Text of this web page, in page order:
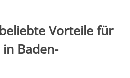
Vorteile für
Baden-